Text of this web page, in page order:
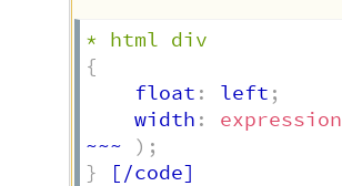
* html div
{
    float
: left ;
    width
: expression
~~~
) ;
} [/code]